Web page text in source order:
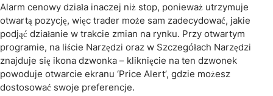
Alarm cenowy działa inaczej niż stop, ponieważ utrzymuje
otwartą pozycję, więc trader może sam zadecydować, jakie
podjąć działanie w trakcie zmian na rynku. Przy otwartym
programie, na liście Narzędzi oraz w Szczegółach Narzędzi
znajduje się ikona dzwonka – kliknięcie na ten dzwonek
powoduje otwarcie ekranu ‘Price Alert’, gdzie możesz
dostosować swoje preferencje.